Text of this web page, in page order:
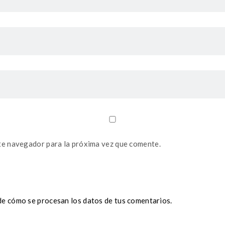
navegador para la próxima vez que comente.
cómo se procesan los datos de tus comentarios.